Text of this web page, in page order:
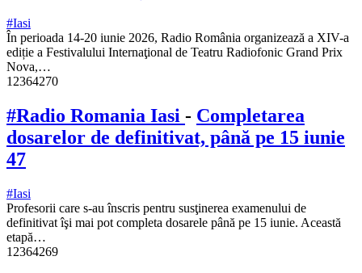
#Iasi
În perioada 14-20 iunie 2026, Radio România organizează a XIV-a
ediție a Festivalului Internaţional de Teatru Radiofonic Grand Prix
Nova,…
12364270
#Radio Romania Iasi - Completarea
dosarelor de definitivat, până pe 15 iunie
47
#Iasi
Profesorii care s-au înscris pentru susţinerea examenului de
definitivat îşi mai pot completa dosarele până pe 15 iunie. Această
etapă…
12364269